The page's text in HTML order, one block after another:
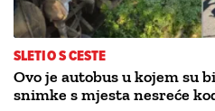
SLETIO S CESTE
Ovo je autobus u kojem su
snimke s mjesta nesreće